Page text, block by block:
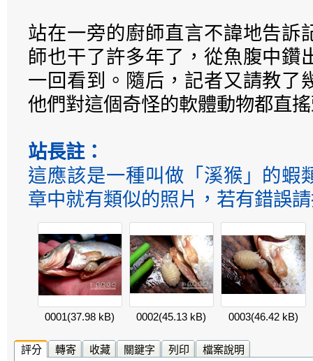
站在一旁的廚師直言不諱地告訴
師也干了許多年了，從魚腹中鑽
一回看到。隨后，記者又請教了
他們對這個奇怪的軟體動物都直
站長註：
這應該是一種叫做「溪猴」的蝦
章中就有類似的照片，若有錯誤
0001(37.98 kB) 0002(45.13 kB) 0003(46.42 kB)
評分 轉寄 收藏 關鍵字 列印 檔案說明